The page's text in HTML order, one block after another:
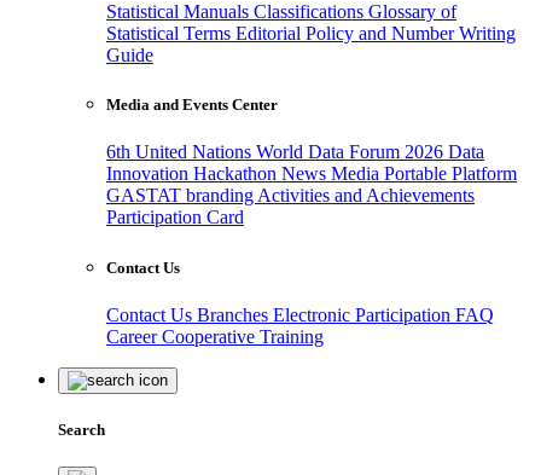
Statistical Manuals Classifications Glossary of
Statistical Terms Editorial Policy and Number Writing
Guide
Media and Events Center
6th United Nations World Data Forum 2026 Data
Innovation Hackathon News Media Portable Platform
GASTAT branding Activities and Achievements
Participation Card
Contact Us
Contact Us Branches Electronic Participation FAQ
CareerCooperative Training
Search